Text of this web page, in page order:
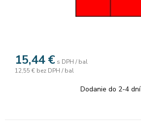
15,44 € s DPH / bal
12,55 € bez DPH / bal
Dodanie do 2-4 dní